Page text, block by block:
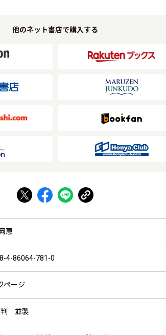
他のネット書店で購入する
恵
4-86064-781-0
ページ
判 並製